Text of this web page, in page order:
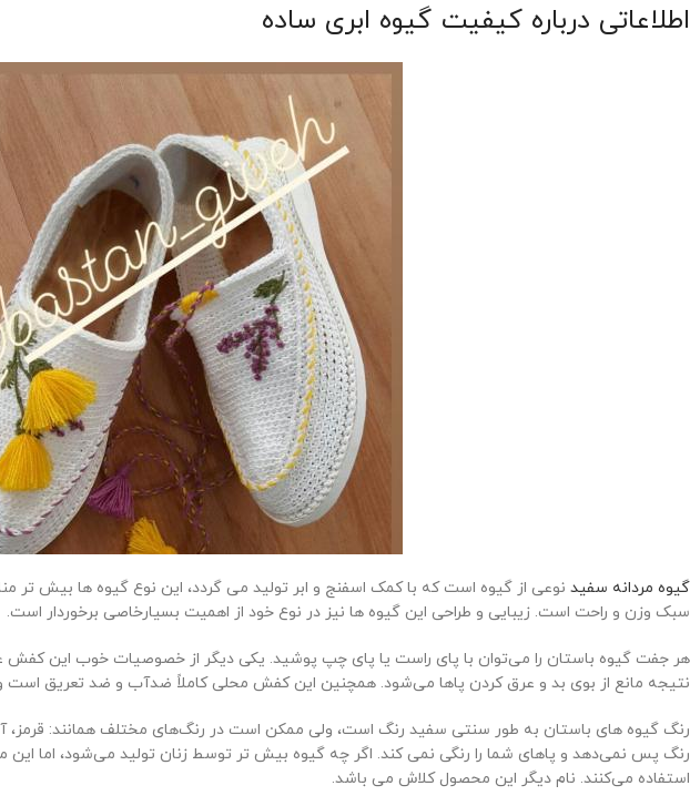
اطلاعاتی درباره کیفیت گیوه ابری ساده
گیوه مردانه سفید نوعی از گیوه است که با کمک اسفنج و ابر تولید می گردد، این نوع گیوه ها بیش تر
سبک وزن و راحت است. زیبایی و طراحی این گیوه ها نیز در نوع خود از اهمیت بسیارخاصی برخوردار است.
هر جفت گیوه باستان را می‌توان با پای راست یا پای چپ پوشید. یکی دیگر از خصوصیات خوب این کفش
نتیجه مانع از بوی بد و عرق کردن پاها می‌شود. همچنین این کفش محلی کاملاً ضدآب و ضد تعریق است و
رنگ گیوه های باستان به طور سنتی سفید رنگ است، ولی ممکن است در رنگ‌های مختلف همانند: قرمز،
رنگ پس نمی‌دهد و پاهای شما را رنگی نمی کند. اگر چه گیوه بیش تر توسط زنان تولید می‌شود، اما این
استفاده می‌کنند. نام دیگر این محصول کلاش می باشد.